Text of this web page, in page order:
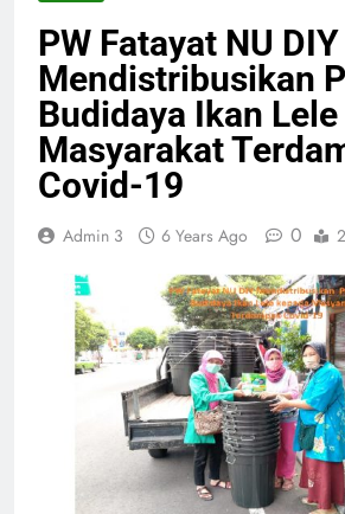
PW Fatayat NU DIY
Mendistribusikan
Budidaya Ikan
Masyarakat
Covid-19
Admin 3 6 Years Ago 0